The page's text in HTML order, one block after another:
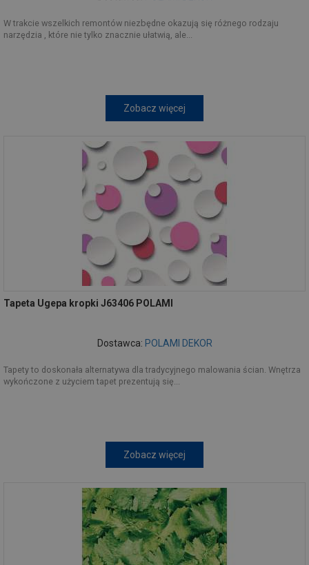
W trakcie wszelkich remontów niezbędne okazują się różnego rodzaju
narzędzia , które nie tylko znacznie ułatwią, ale...
Zobacz więcej
Tapeta Ugepa kropki J63406 POLAMI
Dostawca: POLAMI DEKOR
Tapety to doskonała alternatywa dla tradycyjnego malowania ścian. Wnętrza
wykończone z użyciem tapet prezentują się...
Zobacz więcej